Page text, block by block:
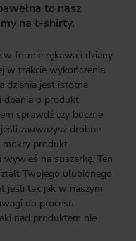
to nasz
na t-shirty.
w formie rękawa i dziany
w trakcie wykończenia
dziania jest istotna
dbania o produkt
sprawdź czy boczne
zauważysz drobne
mokry produkt
na suszarkę. Ten
Twojego ulubionego
jeśli tak jak w naszym
do procesu
nad produktem nie